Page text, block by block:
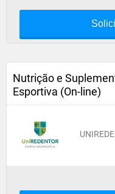
Nutrição e
Esportiva (On-line)